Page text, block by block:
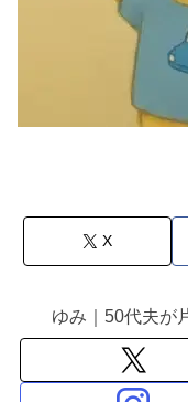
X
ゆみ｜50代夫が